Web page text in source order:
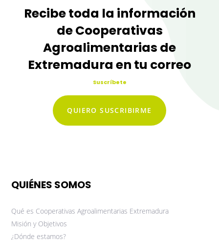
Recibe toda la información
de Cooperativas
Agroalimentarias de
Extremadura en tu correo
Suscríbete
QUIERO SUSCRIBIRME
QUIÉNES SOMOS
Qué es Cooperativas Agroalimentarias Extremadura
Misión y Objetivos
¿Dónde estamos?